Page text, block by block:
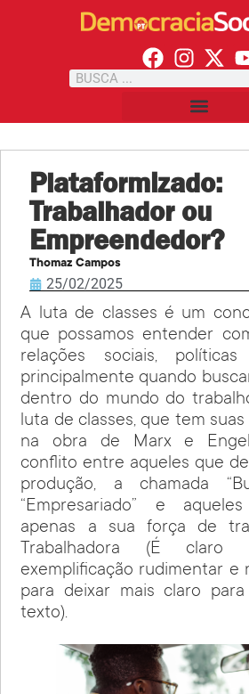
Plataformizado:
Trabalhador ou
Empreendedor?
Thomaz Campos
25/02/2025
A luta de classes é um
que possamos entender
relações sociais,
principalmente quando
dentro do mundo do
luta de classes, que tem
na obra de Marx e
conflito entre aqueles que
produção, a chamada
“Empresariado” e
apenas a sua força de
Trabalhadora (É
exemplificação rudimentar e
para deixar mais claro
texto).